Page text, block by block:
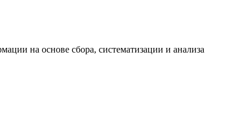
на основе сбора, систематизации и анализа